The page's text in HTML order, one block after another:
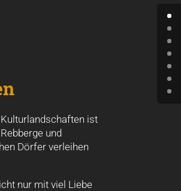
ist
und
Dörfer verleihen
nur mit viel Liebe